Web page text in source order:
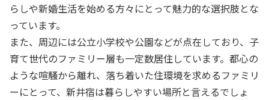
らしや新婚生活を始める方々にとって魅力的な選択肢とな
っています。
また、周辺には公立小学校や公園などが点在しており、子
育て世代のファミリー層も一定数居住しています。都心の
ような喧騒から離れ、落ち着いた住環境を求めるファミリ
ーにとって、新井宿は暮らしやすい場所と言えるでしょ